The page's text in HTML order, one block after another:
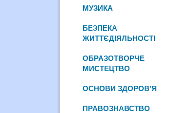
МУЗИКА
БЕЗПЕКА
ЖИТТЄДІЯЛЬНОСТІ
ОБРАЗОТВОРЧЕ
МИСТЕЦТВО
ОСНОВИ ЗДОРОВ’Я
ПРАВОЗНАВСТВО